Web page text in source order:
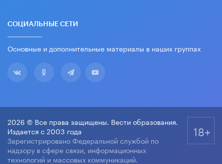
СОЦИАЛЬНЫЕ СЕТИ
Основные и дополнительные материалы в наших группах
2026 © Все права защищены. Вести образования.
Издается с 2003 года
Зарегистрировано Федеральной службой по
надзору в сфере связи, информационных
технологий и массовых коммуникаций.
18+